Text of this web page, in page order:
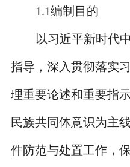
1.1编制目的
以习近平新时代
指导，深入贯彻落实
理重要论述和重要指
民族共同体意识为主
件防范与处置工作，